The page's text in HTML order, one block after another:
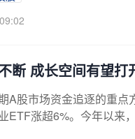
断 成长空间有望打
A股市场资金追逐的重
ETF涨超6%。今年以来